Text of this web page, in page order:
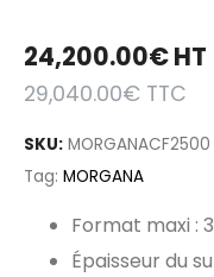
24,200.00€HT
29,040.00€ TTC
SKU: MORGANACF2500
Tag: MORGANA
Format maxi :
Épaisseur du